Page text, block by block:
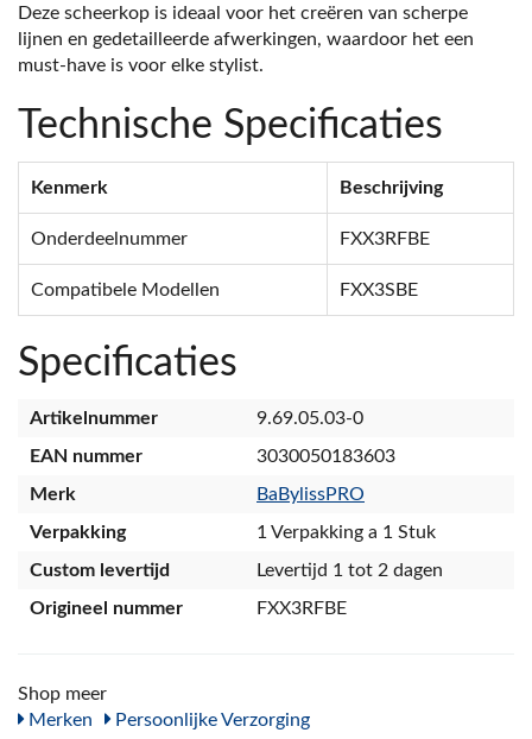
Deze scheerkop is ideaal voor het creëren van scherpe
lijnen en gedetailleerde afwerkingen, waardoor het een
must-have is voor elke stylist.
Technische Specificaties
Kenmerk Beschrijving
Onderdeelnummer FXX3RFBE
Compatibele Modellen FXX3SBE
Specificaties
Artikelnummer
9.69.05.03-0
EAN nummer
3030050183603
Merk
BaBylissPRO
Verpakking
1 Verpakking a 1 Stuk
Custom levertijd
Levertijd 1 tot 2 dagen
Origineel nummer
FXX3RFBE
Shop meer
Merken
Persoonlijke Verzorging